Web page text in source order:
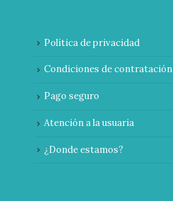
Política de privacidad
Condiciones de contratación
Pago seguro
Atención a la usuaria
¿Donde estamos?